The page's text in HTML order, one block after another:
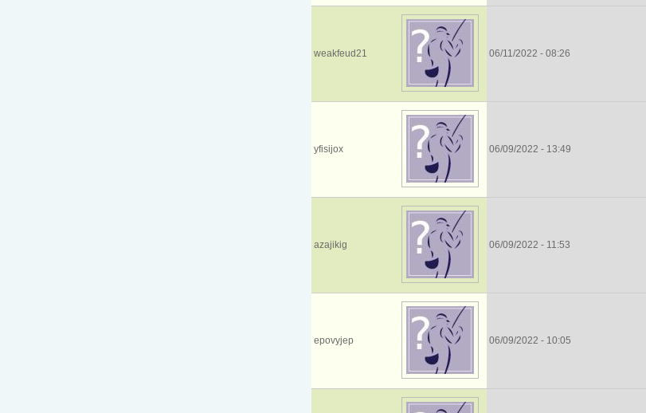
weakfeud21 06/11/2022 - 08:26
yfisijox 06/09/2022 - 13:49
azajikig 06/09/2022 - 11:53
epovyjep 06/09/2022 - 10:05